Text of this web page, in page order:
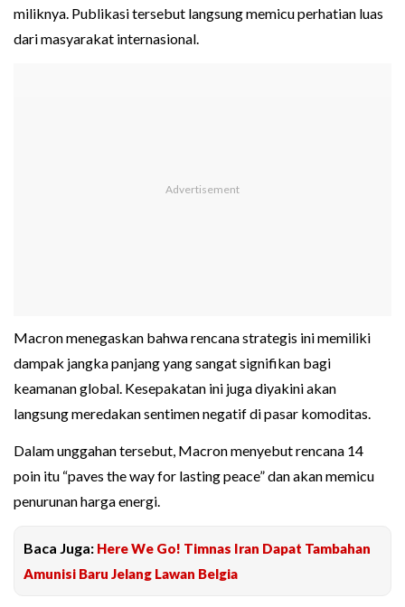
miliknya. Publikasi tersebut langsung memicu perhatian luas
dari masyarakat internasional.
Macron menegaskan bahwa rencana strategis ini memiliki
dampak jangka panjang yang sangat signifikan bagi
keamanan global. Kesepakatan ini juga diyakini akan
langsung meredakan sentimen negatif di pasar komoditas.
Dalam unggahan tersebut, Macron menyebut rencana 14
poin itu “paves the way for lasting peace” dan akan memicu
penurunan harga energi.
Baca Juga: Here We Go! Timnas Iran Dapat Tambahan
Amunisi Baru Jelang Lawan Belgia